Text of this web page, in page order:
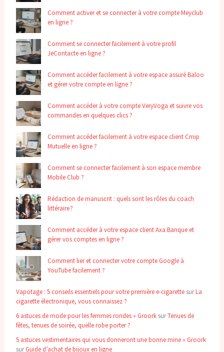
Comment activer et se connecter à votre compte Meyclub
en ligne ?
Comment se connecter facilement à votre profil
JeContacte en ligne ?
Comment accéder facilement à votre espace assuré Baloo
et gérer votre compte en ligne ?
Comment accéder à votre compte VeryVoga et suivre vos
commandes en quelques clics ?
Comment accéder facilement à votre espace client Cmip
Mutuelle en ligne ?
Comment se connecter facilement à son espace membre
Mobile Club ?
Rédaction de manuscrit : quels sont les rôles du coach
littéraire ?
Comment accéder à votre espace client Axa Banque et
gérer vos comptes en ligne ?
Comment lier et connecter votre compte Google à
YouTube facilement ?
Vapotage : 5 conseils essentiels pour votre première e-cigarette surLa
cigarette électronique, vous connaissez ?
6 astuces de mode pour les femmes rondes » Groork surTenues de
fêtes, tenues de soirée, quelle robe porter ?
5 astuces vestimentaires qui vous donneront une bonne mine » Groork
surGuide d’achat de bijoux en ligne